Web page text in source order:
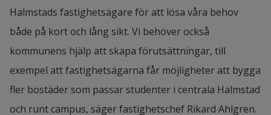
Halmstads fastighetsägare för att lösa våra behov
både på kort och lång sikt. Vi behöver också
kommunens hjälp att skapa förutsättningar, till
exempel att fastighetsägarna får möjligheter att bygga
fler bostäder som passar studenter i centrala Halmstad
och runt campus, säger fastighetschef Rikard Ahlgren.